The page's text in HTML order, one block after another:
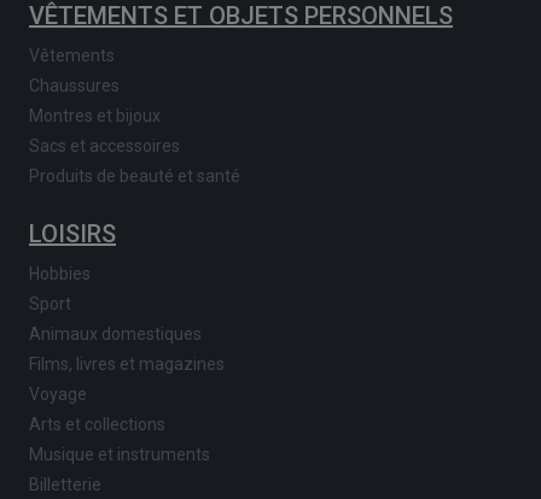
VÊTEMENTS ET OBJETS PERSONNELS
Vêtements
Chaussures
Montres et bijoux
Sacs et accessoires
Produits de beauté et santé
LOISIRS
Hobbies
Sport
Animaux domestiques
Films, livres et magazines
Voyage
Arts et collections
Musique et instruments
Billetterie